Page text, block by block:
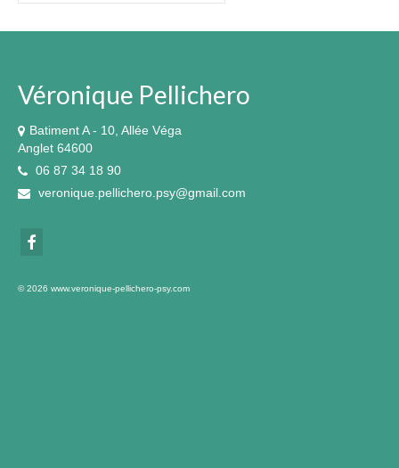
Véronique Pellichero
Batiment A - 10, Allée Véga
Anglet 64600
06 87 34 18 90
veronique.pellichero.psy@gmail.com
© 2026 www.veronique-pellichero-psy.com